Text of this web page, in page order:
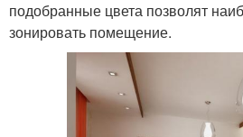
подобранные цвета позволят
зонировать помещение.